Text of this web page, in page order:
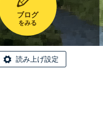
ブログ
をみる
読み上げ設定